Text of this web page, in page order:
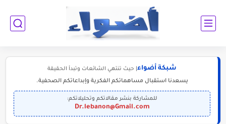
شبكة أضواء | حيث تنتهي الشائعات وتبدأ الحقيقة
يسعدنا استقبال مساهماتكم الفكرية وإبداعاتكم الصحفية.
للمشاركة بنشر مقالاتكم وتحليلاتكم:
Dr.lebanon@Gmail.com